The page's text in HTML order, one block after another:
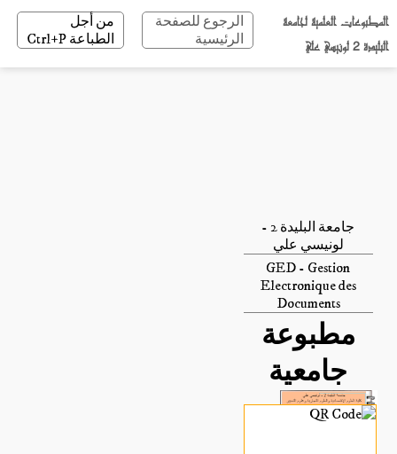
المطبوعات العلمية لجامعة
البليدة 2 لونيسي علي
الرجوع للصفحة
الرئيسية
من أجل
الطباعة Ctrl+P
جامعة البليدة 2 -
لونيسي علي
GED - Gestion
Electronique des
Documents
مطبوعة
جامعية